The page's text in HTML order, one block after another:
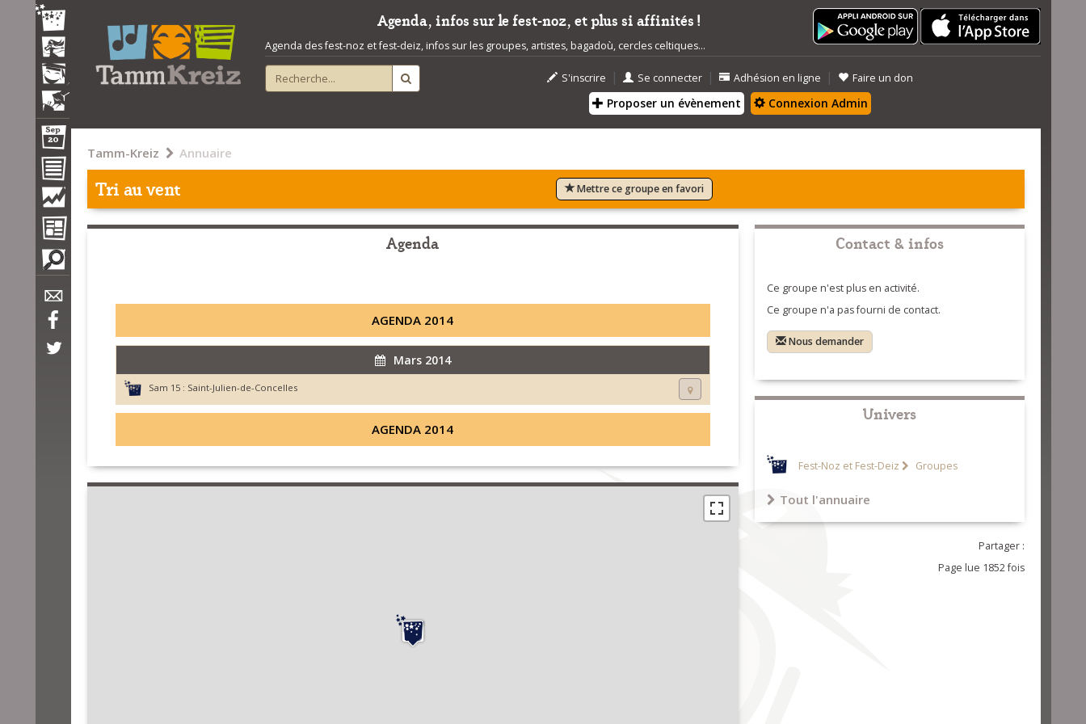
Agenda, infos sur le fest-noz, et plus si affinités !
Agenda des fest-noz et fest-deiz, infos sur les groupes, artistes, bagadoù, cercles celtiques...
S'inscrire | Se connecter | Adhésion en ligne | Faire un don
Proposer un évènement Connexion Admin
Tamm-Kreiz Annuaire
Tri au vent Mettre ce groupe en favori
Agenda
AGENDA 2014
Mars 2014
Sam 15 : Saint-Julien-de-Concelles
AGENDA 2014
Contact & infos
Ce groupe n'est plus en activité.
Ce groupe n'a pas fourni de contact.
Nous demander
Univers
Fest-Noz et Fest-Deiz Groupes
Tout l'annuaire
Partager :
Page lue 1852 fois